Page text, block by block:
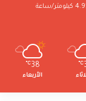
كيلومتر/ساعة
℃
38
℃
الأربعاء